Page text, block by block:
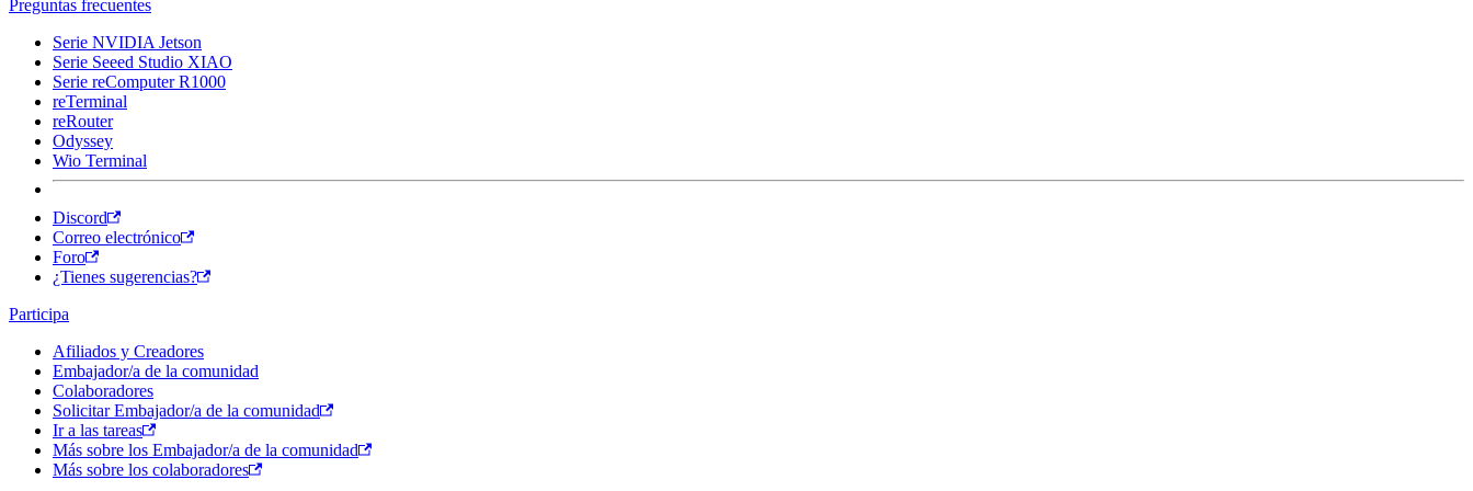
Preguntas frecuentes
Serie NVIDIA Jetson
Serie Seeed Studio XIAO
Serie reComputer R1000
reTerminal
reRouter
Odyssey
Wio Terminal
Discord
Correo electrónico
Foro
¿Tienes sugerencias?
Participa
Afiliados y Creadores
Embajador/a de la comunidad
Colaboradores
Solicitar Embajador/a de la comunidad
Ir a las tareas
Más sobre los Embajador/a de la comunidad
Más sobre los colaboradores